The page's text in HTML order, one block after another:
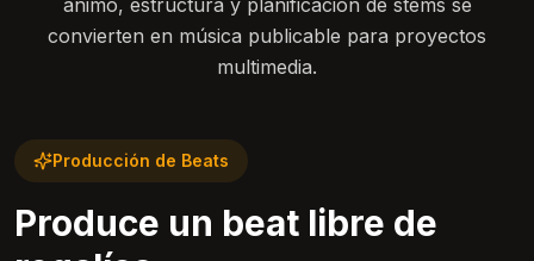
ánimo, estructura y planificación de stems se
convierten en música publicable para proyectos
multimedia.
Producción de Beats
Produce un beat libre de